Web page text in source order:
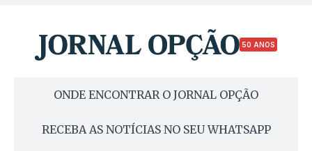
50 ANOS
ONDE ENCONTRAR O JORNAL OPÇÃO
RECEBA AS NOTÍCIAS NO SEU WHATSAPP